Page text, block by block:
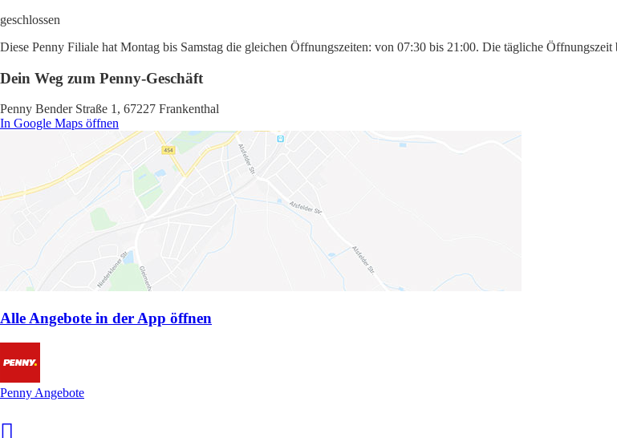
geschlossen
Diese Penny Filiale hat Montag bis Samstag die gleichen Öffnungszeiten: von 07:30 bis 21:00. Die tägliche
Dein Weg zum Penny-Geschäft
Penny Bender Straße 1, 67227 Frankenthal
In Google Maps öffnen
Alle Angebote in der App öffnen
Penny Angebote